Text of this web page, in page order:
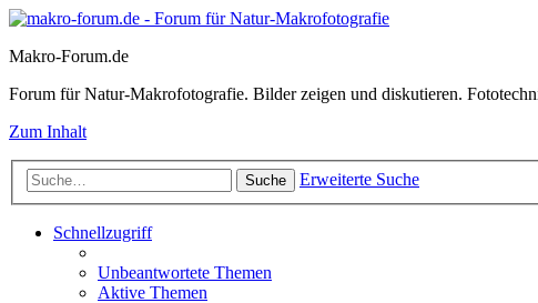
Makro-Forum.de
Forum für Natur-Makrofotografie. Bilder zeigen und diskutieren.
Zum Inhalt
Suche Erweiterte Suche
Schnellzugriff
Unbeantwortete Themen
Aktive Themen